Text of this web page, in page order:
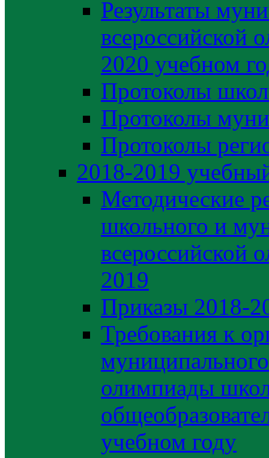
Результаты
всероссийской
2020 учебном
Протоколы
Протоколы
Протоколы
2018-2019
Методические
школьного и
всероссийской
2019
Приказы 2018-
Требования к
олимпиады
учебном году